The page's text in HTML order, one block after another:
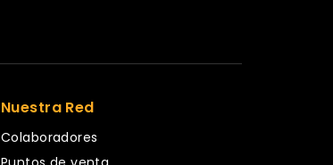
Nuestra Red
Colaboradores